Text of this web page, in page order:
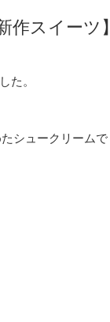
スイーツ】
た。
シュークリームで